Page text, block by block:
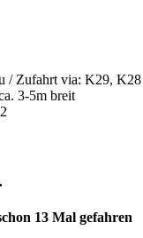
/ Zufahrt via: K29, K28
3-5m breit
13 Mal gefahren